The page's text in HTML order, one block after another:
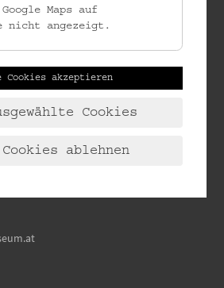
Maps auf
nicht angezeigt.
Cookies akzeptieren
Cookies
ablehnen